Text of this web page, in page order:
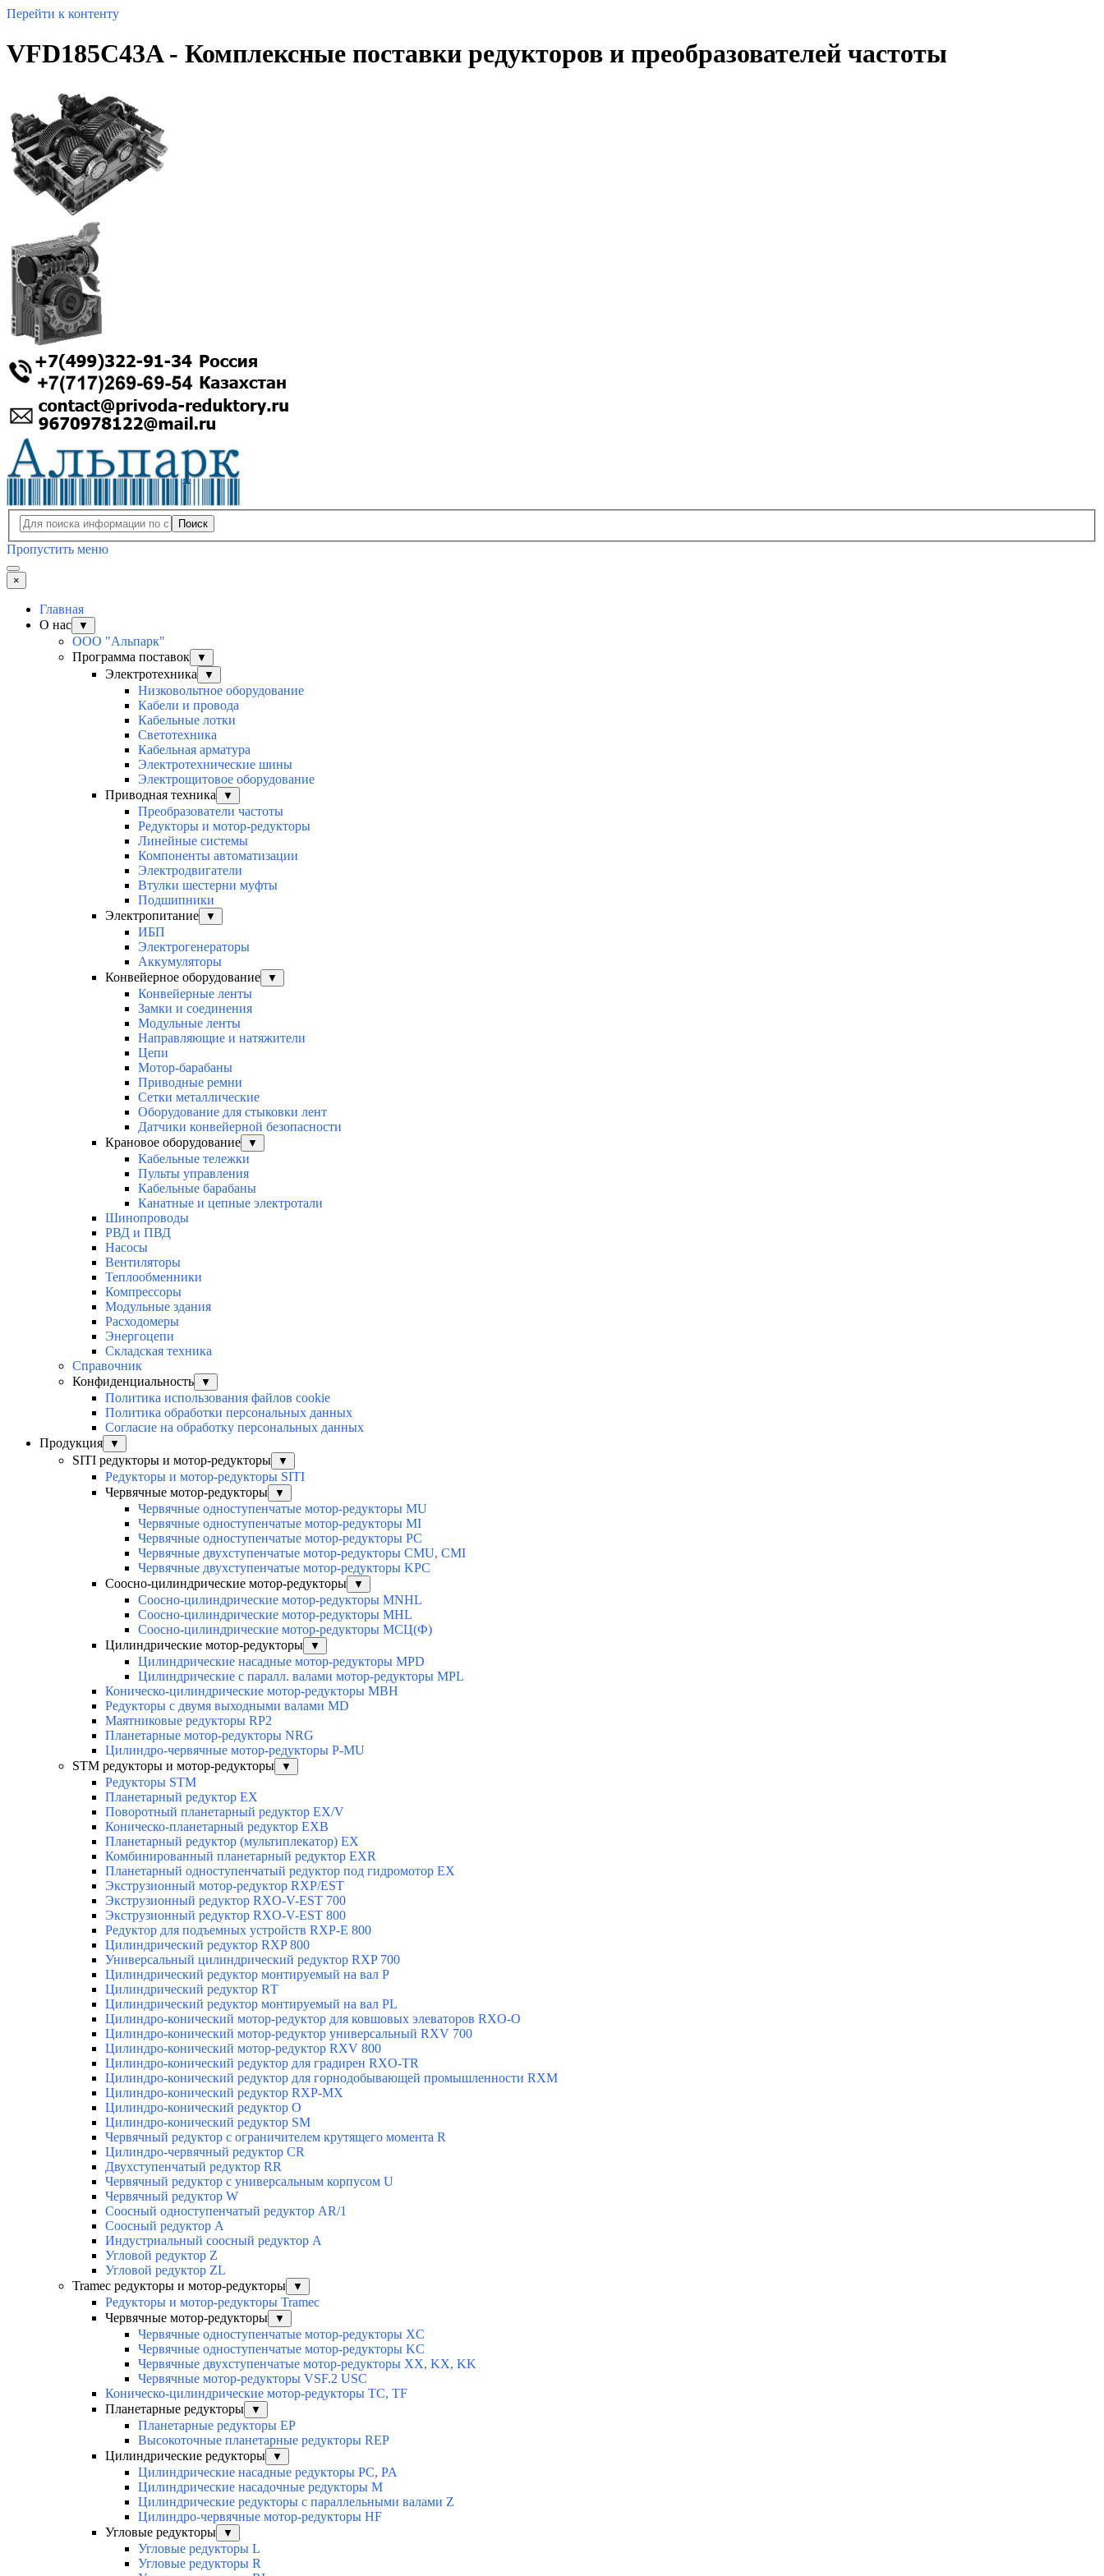
Перейти к контенту
VFD185C43A - Комплексные поставки редукторов и преобразователей частоты
Поиск
Пропустить меню
×
Главная
О нас
▼
ООО "Альпарк"
Программа поставок
▼
Электротехника ▼
Низковольтное оборудование
Кабели и провода
Кабельные лотки
Светотехника
Кабельная арматура
Электротехнические шины
Электрощитовое оборудование
Приводная техника
▼
Преобразователи частоты
Редукторы и мотор-редукторы
Линейные системы
Компоненты автоматизации
Электродвигатели
Втулки шестерни муфты
Подшипники
Электропитание
▼
ИБП
Электрогенераторы
Аккумуляторы
Конвейерное оборудование
▼
Конвейерные ленты
Замки и соединения
Модульные ленты
Направляющие и натяжители
Цепи
Мотор-барабаны
Приводные ремни
Сетки металлические
Оборудование для стыковки лент
Датчики конвейерной безопасности
Крановое оборудование
▼
Кабельные тележки
Пульты управления
Кабельные барабаны
Канатные и цепные электротали
Шинопроводы
РВД и ПВД
Насосы
Вентиляторы
Теплообменники
Компрессоры
Модульные здания
Расходомеры
Энергоцепи
Складская техника
Справочник
Конфиденциальность
▼
Политика использования файлов cookie
Политика обработки персональных данных
Согласие на обработку персональных данных
Продукция
▼
SITI редукторы и мотор-редукторы ▼
Редукторы и мотор-редукторы SITI
Червячные мотор-редукторы
▼
Червячные одноступенчатые мотор-редукторы MU
Червячные одноступенчатые мотор-редукторы MI
Червячные одноступенчатые мотор-редукторы PC
Червячные двухступенчатые мотор-редукторы CMU, CMI
Червячные двухступенчатые мотор-редукторы KPC
Соосно-цилиндрические мотор-редукторы
▼
Соосно-цилиндрические мотор-редукторы MNHL
Соосно-цилиндрические мотор-редукторы MHL
Соосно-цилиндрические мотор-редукторы МСЦ(Ф)
Цилиндрические мотор-редукторы
▼
Цилиндрические насадные мотор-редукторы MPD
Цилиндрические с паралл. валами мотор-редукторы MPL
Коническо-цилиндрические мотор-редукторы MBH
Редукторы с двумя выходными валами MD
Маятниковые редукторы RP2
Планетарные мотор-редукторы NRG
Цилиндро-червячные мотор-редукторы P-MU
STM редукторы и мотор-редукторы
▼
Редукторы STM
Планетарный редуктор ЕХ
Поворотный планетарный редуктор EX/V
Коническо-планетарный редуктор ЕХВ
Планетарный редуктор (мультиплекатор) ЕХ
Комбинированный планетарный редуктор ЕХR
Планетарный одноступенчатый редуктор под гидромотор ЕХ
Экструзионный мотор-редуктор RXP/EST
Экструзионный редуктор RXO-V-EST 700
Экструзионный редуктор RXO-V-EST 800
Редуктор для подъемных устройств RXP-E 800
Цилиндрический редуктор RXP 800
Универсальный цилиндрический редуктор RXP 700
Цилиндрический редуктор монтируемый на вал Р
Цилиндрический редуктор RТ
Цилиндрический редуктор монтируемый на вал РL
Цилиндро-конический мотор-редуктор для ковшовых элеваторов RXO-O
Цилиндро-конический мотор-редуктор универсальный RXV 700
Цилиндро-конический мотор-редуктор RXV 800
Цилиндро-конический редуктор для градирен RXO-TR
Цилиндро-конический редуктор для горнодобывающей промышленности RXМ
Цилиндро-конический редуктор RXP-MX
Цилиндро-конический редуктор О
Цилиндро-конический редуктор SM
Червячный редуктор с ограничителем крутящего момента R
Цилиндро-червячный редуктор СR
Двухступенчатый редуктор RR
Червячный редуктор с универсальным корпусом U
Червячный редуктор W
Соосный одноступенчатый редуктор AR/1
Соосный редуктор А
Индустриальный соосный редуктор А
Угловой редуктор Z
Угловой редуктор ZL
Tramec редукторы и мотор-редукторы
▼
Редукторы и мотор-редукторы Tramec
Червячные мотор-редукторы
▼
Червячные одноступенчатые мотор-редукторы XC
Червячные одноступенчатые мотор-редукторы KC
Червячные двухступенчатые мотор-редукторы XX, KX, KK
Червячные мотор-редукторы VSF.2 USC
Коническо-цилиндрические мотор-редукторы TC, TF
Планетарные редукторы
▼
Планетарные редукторы EP
Высокоточные планетарные редукторы REP
Цилиндрические редукторы
▼
Цилиндрические насадные редукторы PC, PA
Цилиндрические насадочные редукторы M
Цилиндрические редукторы с параллельными валами Z
Цилиндро-червячные мотор-редукторы HF
Угловые редукторы
▼
Угловые редукторы L
Угловые редукторы R